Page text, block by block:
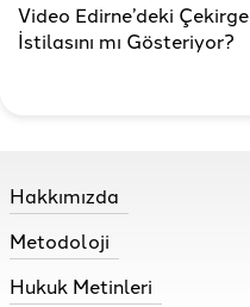
Video Edirne’deki Çekirge
İstilasını mı Gösteriyor?
Hakkımızda
Metodoloji
Hukuk Metinleri